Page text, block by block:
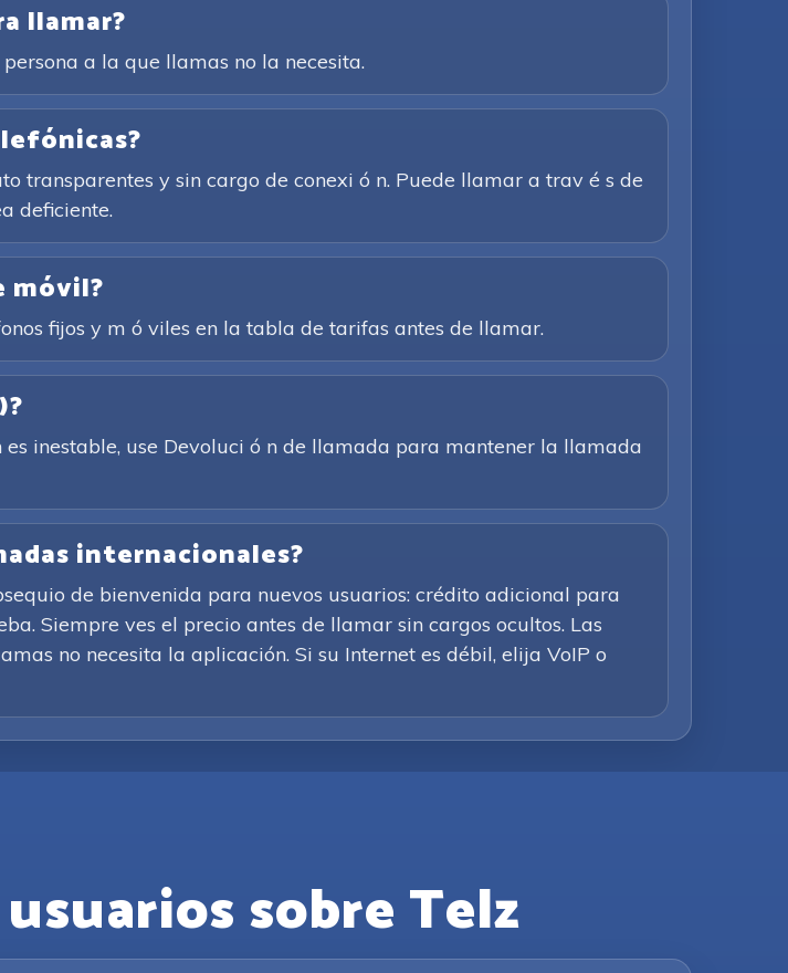
llamar?
a la que llamas no la necesita.
transparentes y sin cargo de conexi ó n. Puede llamar a trav é s de
deficiente.
móvil?
fijos y m ó viles en la tabla de tarifas antes de llamar.
inestable, use Devoluci ó n de llamada para mantener la llamada
internacionales?
de bienvenida para nuevos usuarios: crédito adicional para
Siempre ves el precio antes de llamar sin cargos ocultos. Las
no necesita la aplicación. Si su Internet es débil, elija VoIP o
sobre Telz